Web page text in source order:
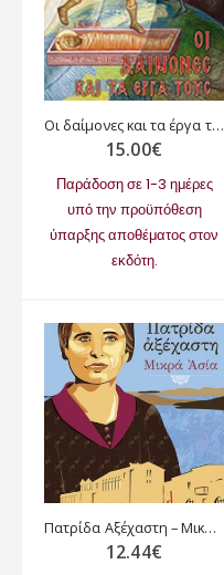
Οι δαίμονες και τα έργα τους
15.00€
Παράδοση σε 1-3 ημέρες
υπό την προϋπόθεση
ύπαρξης αποθέματος στον
εκδότη.
Πατρίδα Αξέχαστη – Μικρά Ασία
12.44€